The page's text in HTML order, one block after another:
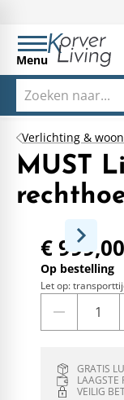
Menu
Verlichting &
MUST
€ 999,00
Op bestelling
Let op:
GRATIS
LAAGSTE
VEILIG